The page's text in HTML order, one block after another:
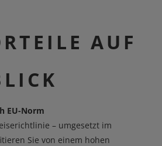
AUF
EU-Norm
– umgesetzt im
Sie von einem hohen